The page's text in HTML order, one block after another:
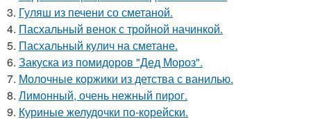
3. Гуляш из печени со сметаной.
4. Пасхальный венок с тройной начинкой.
5. Пасхальный кулич на сметане.
6. Закуска из помидоров "Дед Мороз".
7. Молочные коржики из детства с ванилью.
8. Лимонный, очень нежный пирог.
9. Куриные желудочки по-корейски.